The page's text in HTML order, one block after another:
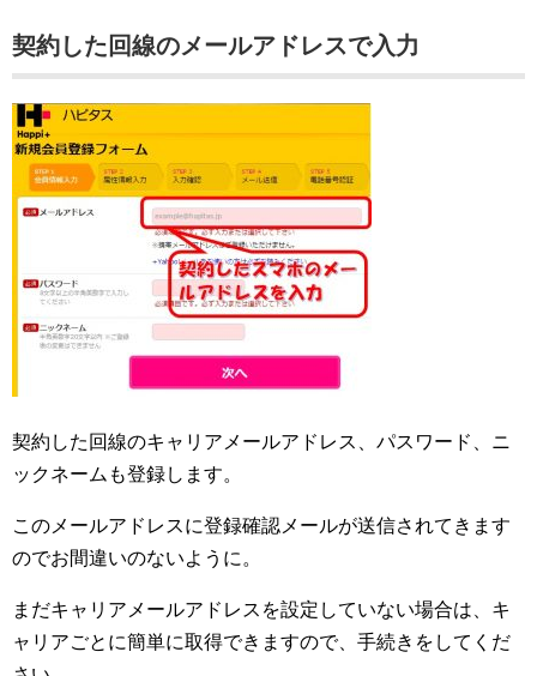
契約した回線のメールアドレスで入力
契約した回線のキャリアメールアドレス、パスワード、ニ
ックネームも登録します。
このメールアドレスに登録確認メールが送信されてきます
のでお間違いのないように。
まだキャリアメールアドレスを設定していない場合は、キ
ャリアごとに簡単に取得できますので、手続きをしてくだ